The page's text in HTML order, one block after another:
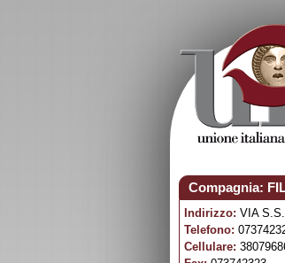
Compagnia:
Indirizzo: VIA
Telefono:
Cellulare: